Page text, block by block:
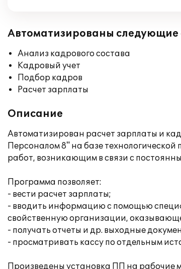
Автоматизированы
Анализ кадрового состава
Кадровый учет
Подбор кадров
Расчет зарплаты
Описание
Автоматизирован расчет зарплаты и
Персоналом 8" на базе
работ, возникающим в связи с
Программа позволяет:
- вести расчет зарплаты;
- вводить информацию с помощью
свойственную организации,
- получать отчеты и др. выходные
- просматривать кассу по отдельным
Произведены установка ПП на рабочие